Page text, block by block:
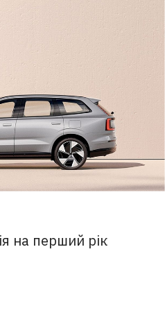
на перший рік